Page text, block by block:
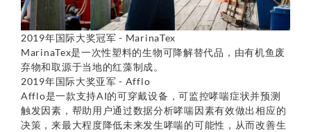
2019年国际大奖冠军 - MarinaTex
MarinaTex是一次性塑料的生物可降解替代品，由有机鱼废
弃物和取源于当地的红藻制成。
2019年国际大奖亚军 - Afflo
Afflo是一款支持AI的可穿戴设备，可监控哮喘症状并预测
触发因素，帮助用户通过数据分析哮喘因素有效做出相应的
决策，来最大程度降低未来发生哮喘的可能性，从而改善生